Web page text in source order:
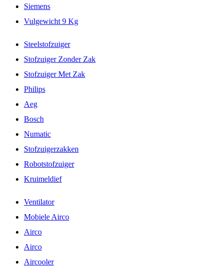
Siemens
Vulgewicht 9 Kg
Steelstofzuiger
Stofzuiger Zonder Zak
Stofzuiger Met Zak
Philips
Aeg
Bosch
Numatic
Stofzuigerzakken
Robotstofzuiger
Kruimeldief
Ventilator
Mobiele Airco
Airco
Airco
Aircooler